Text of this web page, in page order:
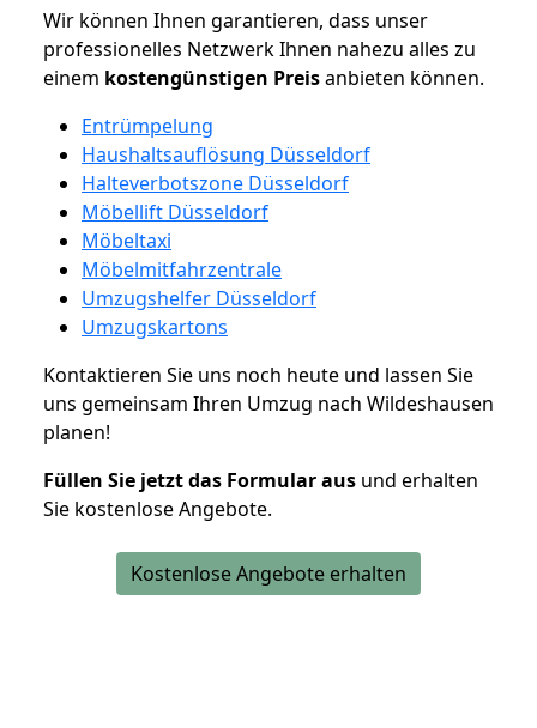
Wir können Ihnen garantieren, dass unser
professionelles Netzwerk Ihnen nahezu alles zu
einem kostengünstigen Preisanbieten können.
Entrümpelung
Haushaltsauflösung Düsseldorf
Halteverbotszone Düsseldorf
Möbellift Düsseldorf
Möbeltaxi
Möbelmitfahrzentrale
Umzugshelfer Düsseldorf
Umzugskartons
Kontaktieren Sie uns noch heute und lassen Sie
uns gemeinsam Ihren Umzug nach Wildeshausen
planen!
Füllen Sie jetzt das Formular aus und erhalten
Sie kostenlose Angebote.
Kostenlose Angebote erhalten